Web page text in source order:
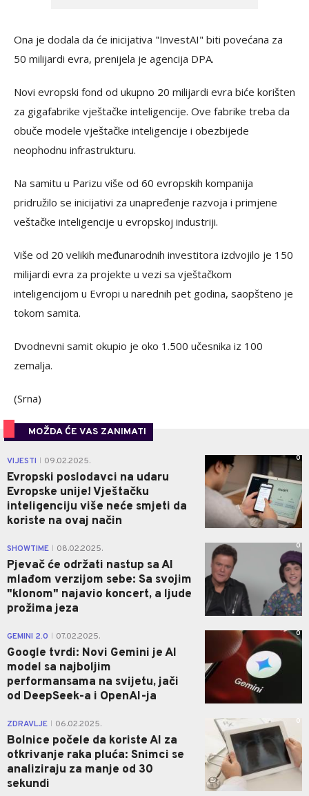
Ona je dodala da će inicijativa "InvestAI" biti povećana za
50 milijardi evra, prenijela je agencija DPA.
Novi evropski fond od ukupno 20 milijardi evra biće korišten
za gigafabrike vještačke inteligencije. Ove fabrike treba da
obuče modele vještačke inteligencije i obezbijede
neophodnu infrastrukturu.
Na samitu u Parizu više od 60 evropskih kompanija
pridružilo se inicijativi za unapređenje razvoja i primjene
veštačke inteligencije u evropskoj industriji.
Više od 20 velikih međunarodnih investitora izdvojilo je 150
milijardi evra za projekte u vezi sa vještačkom
inteligencijom u Evropi u narednih pet godina, saopšteno je
tokom samita.
Dvodnevni samit okupio je oko 1.500 učesnika iz 100
zemalja.
(Srna)
MOŽDA ĆE VAS ZANIMATI
VIJESTI 09.02.2025.
Evropski poslodavci na udaru
Evropske unije! Vještačku
inteligenciju više neće smjeti da
koriste na ovaj način
0
SHOWTIME 08.02.2025.
Pjevač će održati nastup sa AI
mlađom verzijom sebe: Sa svojim
"klonom" najavio koncert, a ljude
prožima jeza
0
GEMINI 2.0 07.02.2025.
Google tvrdi: Novi Gemini je AI
model sa najboljim
performansama na svijetu, jači
od DeepSeek-a i OpenAI-ja
0
ZDRAVLJE 06.02.2025.
Bolnice počele da koriste AI za
otkrivanje raka pluća: Snimci se
analiziraju za manje od 30
sekundi
0